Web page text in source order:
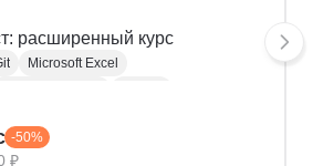
расширенный курс
Microsoft Excel
1С
-50%
₽